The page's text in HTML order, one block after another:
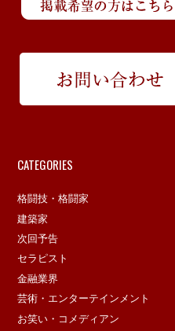
CATEGORIES
格闘技・格闘家
建築家
次回予告
セラピスト
金融業界
芸術・エンターテインメント
お笑い・コメディアン